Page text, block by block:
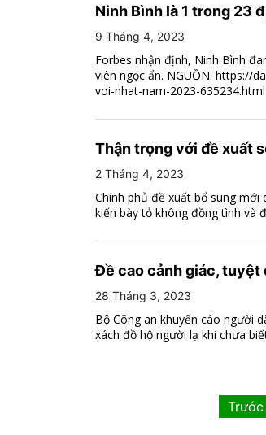
Ninh Bình là 1 trong 23
9 Tháng 4, 2023
Forbes nhận định, Ninh Bình
viên ngọc ẩn. NGUỒN: https://
voi-nhat-nam-2023-635234.html
Thận trọng với đề xuất
2 Tháng 4, 2023
Chính phủ đề xuất bổ sung mới
kiến bày tỏ không đồng tình và
Đề cao cảnh giác, tuyệt
28 Tháng 3, 2023
Bộ Công an khuyến cáo người
xách đồ hộ người lạ khi chưa
Trước